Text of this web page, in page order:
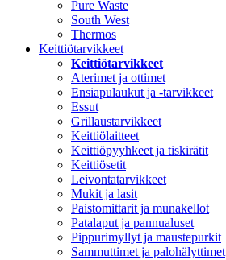
Pure Waste
South West
Thermos
Keittiötarvikkeet
Keittiötarvikkeet
Aterimet ja ottimet
Ensiapulaukut ja -tarvikkeet
Essut
Grillaustarvikkeet
Keittiölaitteet
Keittiöpyyhkeet ja tiskirätit
Keittiösetit
Leivontatarvikkeet
Mukit ja lasit
Paistomittarit ja munakellot
Patalaput ja pannualuset
Pippurimyllyt ja maustepurkit
Sammuttimet ja palohälyttimet